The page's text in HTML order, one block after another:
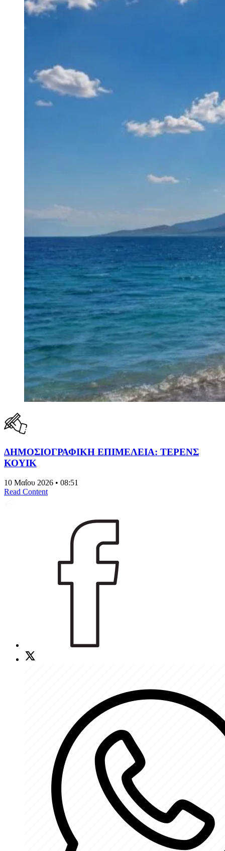
ΔΗΜΟΣΙΟΓΡΑΦΙΚΗ ΕΠΙΜΕΛΕΙΑ: ΤΕΡΕΝΣ
ΚΟΥΙΚ
10 Μαΐου 2026 • 08:51
Read Content